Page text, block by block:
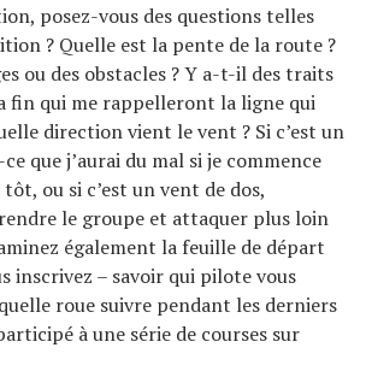
posez-vous des questions telles
? Quelle est la pente de la route ?
ou des obstacles ? Y a-t-il des traits
fin qui me rappelleront la ligne qui
direction vient le vent ? Si c’est un
que j’aurai du mal si je commence
ou si c’est un vent de dos,
le groupe et attaquer plus loin
également la feuille de départ
inscrivez – savoir qui pilote vous
roue suivre pendant les derniers
à une série de courses sur